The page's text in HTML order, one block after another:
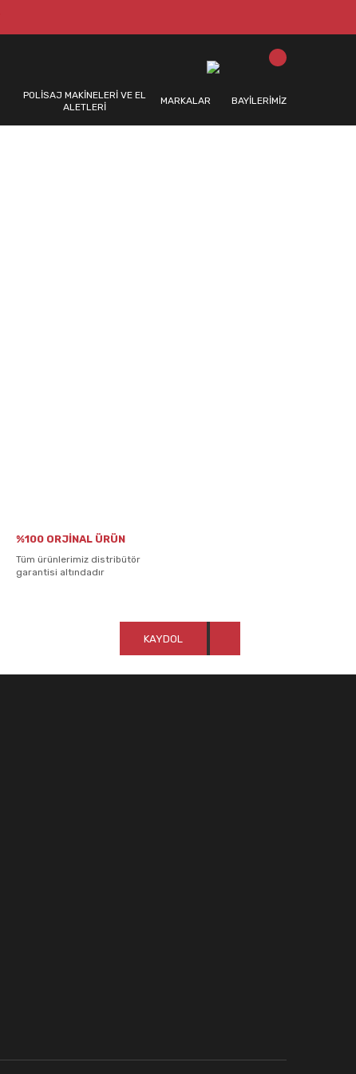
POLİSAJ MAKİNELERİ VE EL
ALETLERİ
MARKALAR BAYİLERİMİZ
%100 ORJİNAL ÜRÜN
Tüm ürünlerimiz distribütör
garantisi altındadır
KAYDOL